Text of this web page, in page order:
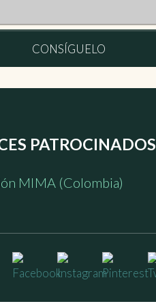
CONSÍGUELO
PATROCINADOS
MIMA (Colombia)